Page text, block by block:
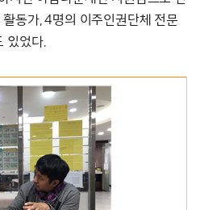
동가, 4명의 이주인권단체 전문
있었다.